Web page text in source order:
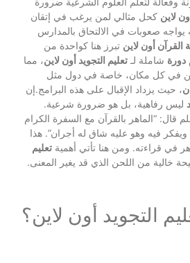
لاين كحل مثالي لمن يرغب في إتقان
يواجه صعوبات في الالتحاق بالمدارس
أون لاين تبرز هنا كواحدة من
دورة شاملة لـ تعليم التجويد أون لاين، مما
في كل مكان، خاصة في دول مثل
، حيث يزداد الإقبال على هذه البرامج.إن
ليس رفاهية، بل هو ضرورة شرعية.
قال: “الماهر بالقرآن مع السفرة الكرام
ويفكر فيه وهو عليه شاق له أجران”. هذا
في قراءته. ومن هنا تأتي أهمية تعليم
خالية من اللحن الذي قد يغير المعنى.
التجويد أون لاين؟